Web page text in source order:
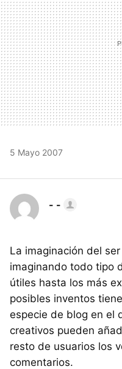
5 Mayo 2007
- -
La imaginación del
imaginando todo tipo
útiles hasta los más
posibles inventos
especie de blog en el
creativos pueden
resto de usuarios los
comentarios.